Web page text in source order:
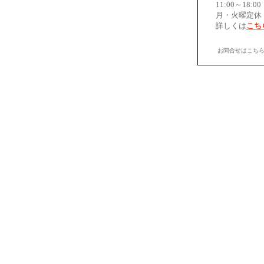
11:00～18:00
月・火曜定休
詳しくはこち
お問合せはこち